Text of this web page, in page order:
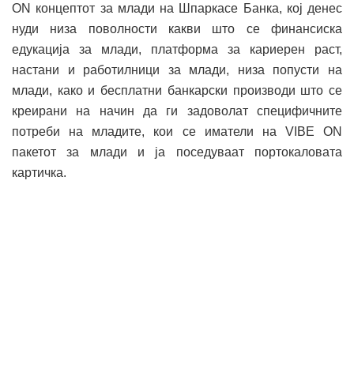
ON концептот за млади на Шпаркасе Банка, кој денес
нуди низа поволности какви што се финансиска
едукација за млади, платформа за кариерен раст,
настани и работилници за млади, низа попусти на
млади, како и бесплатни банкарски производи што се
креирани на начин да ги задоволат специфичните
потреби на младите, кои се иматели на VIBE ON
пакетот за млади и ја поседуваат портокаловата
картичка.